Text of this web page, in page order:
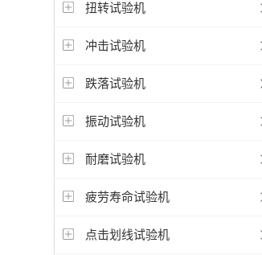
扭转试验机
冲击试验机
跌落试验机
振动试验机
耐磨试验机
疲劳寿命试验机
点击划线试验机